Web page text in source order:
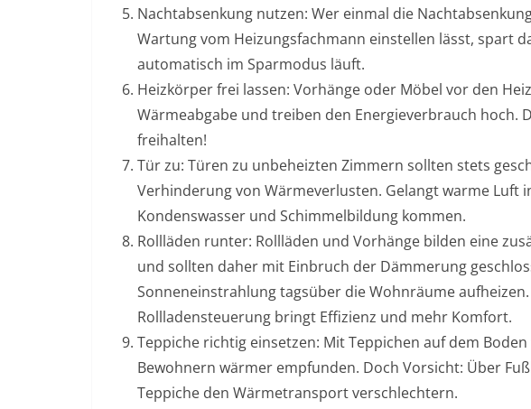
Nachtabsenkung nutzen: Wer einmal die
Wartung vom Heizungsfachmann einstellen lässt, spart
automatisch im Sparmodus läuft.
Heizkörper frei lassen: Vorhänge oder Möbel vor den
Wärmeabgabe und treiben den Energieverbrauch hoch.
freihalten!
Tür zu: Türen zu unbeheizten Zimmern sollten stets
Verhinderung von Wärmeverlusten. Gelangt warme Luft
Kondenswasser und Schimmelbildung kommen.
Rollläden runter: Rollläden und Vorhänge bilden eine
und sollten daher mit Einbruch der Dämmerung
Sonneneinstrahlung tagsüber die Wohnräume
Rollladensteuerung bringt Effizienz und mehr Komfort.
Teppiche richtig einsetzen: Mit Teppichen auf dem
Bewohnern wärmer empfunden. Doch Vorsicht: Über
Teppiche den Wärmetransport verschlechtern.